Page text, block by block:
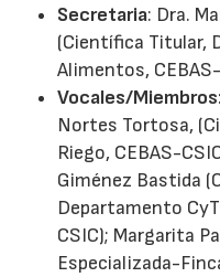
Secretaria: Dra.
(Científica Titular,
Alimentos,
Vocales/Miembros
Nortes Tortosa,
Riego, CEBAS-
Giménez Bastida
Departamento
CSIC); Margarita
Especializada-